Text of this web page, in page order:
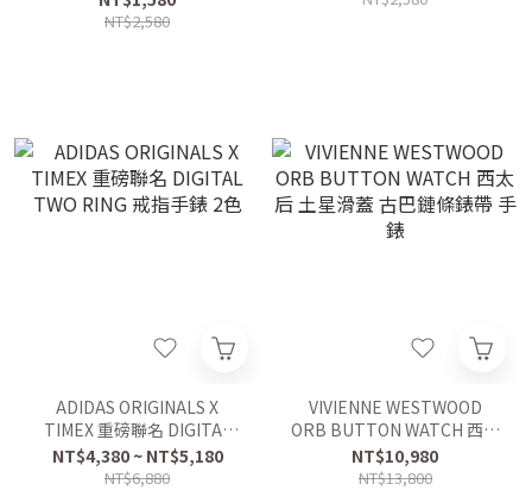
NT$2,580
ADIDAS ORIGINALS X
TIMEX 重磅聯名 DIGITAL
TWO RING 戒指手錶 2色
NT$4,380 ~ NT$5,180
NT$6,880
VIVIENNE WESTWOOD
ORB BUTTON WATCH 西太
后 土星滑蓋 古巴鏈條錶帶 手
錶
NT$10,980
NT$13,800